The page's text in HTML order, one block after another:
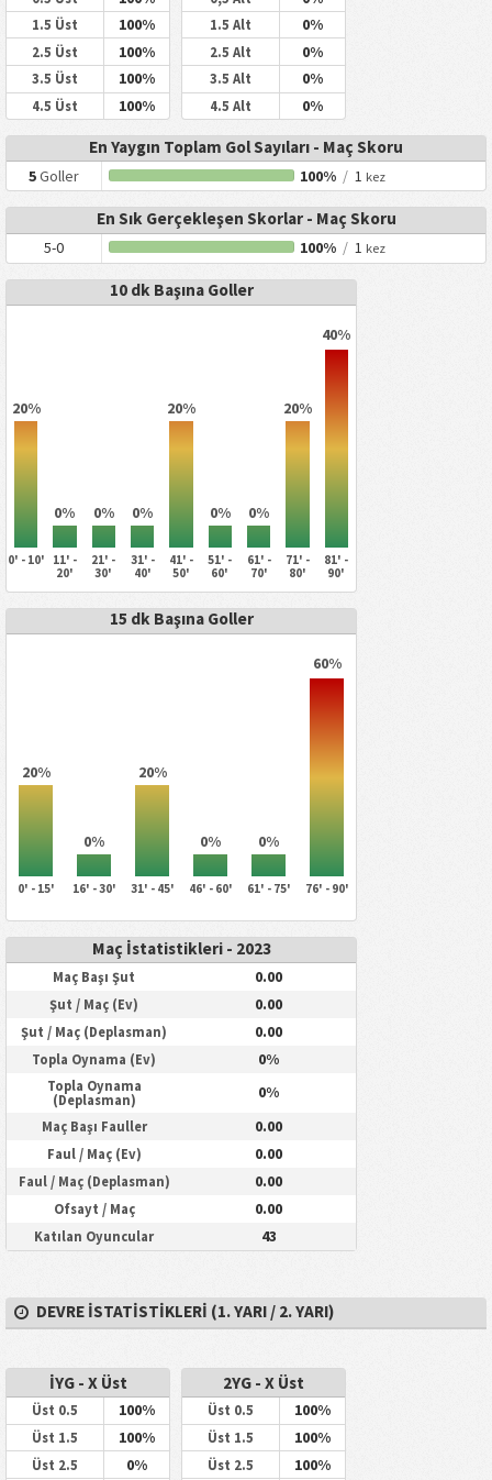
1.5 Üst 100%
2.5 Üst 100%
3.5 Üst 100%
4.5 Üst 100%
1.5 Alt 0%
2.5 Alt 0%
3.5 Alt 0%
4.5 Alt 0%
En Yaygın Toplam Gol Sayıları - Maç Skoru
5Goller 100% / 1 kez
En Sık Gerçekleşen Skorlar - Maç Skoru
5-0 100% / 1 kez
10 dk Başına Goller
20%
0% 0% 0%
20%
0% 0%
20%
40%
0' - 10'
11' -
20'
21' -
30'
31' -
40'
41' -
50'
51' -
60'
61' -
70'
71' -
80'
81' -
90'
15 dk Başına Goller
20%
0%
20%
0% 0%
60%
0' - 15' 16' - 30' 31' - 45' 46' - 60' 61' - 75' 76' - 90'
Maç İstatistikleri - 2023
Maç Başı Şut 0.00
Şut / Maç (Ev) 0.00
Şut / Maç (Deplasman) 0.00
Topla Oynama (Ev) 0%
Topla Oynama
(Deplasman)
0%
Maç Başı Fauller 0.00
Faul / Maç (Ev) 0.00
Faul / Maç (Deplasman) 0.00
Ofsayt / Maç 0.00
Katılan Oyuncular 43
DEVRE İSTATISTIKLERI (1. YARI / 2. YARI)
İYG - X Üst
Üst 0.5 100%
Üst 1.5 100%
Üst 2.5 0%
2YG - X Üst
Üst 0.5 100%
Üst 1.5 100%
Üst 2.5 100%